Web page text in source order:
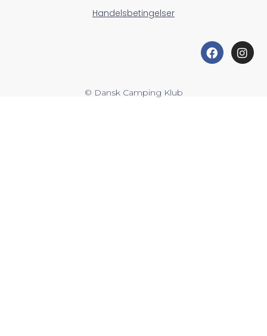
Handelsbetingelser
© Dansk Camping Klub